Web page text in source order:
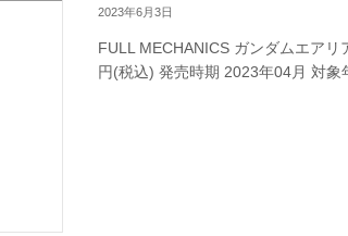
2023年6月3日
FULL MECHANICS ガンダムエア
円(税込) 発売時期 2023年04月 対